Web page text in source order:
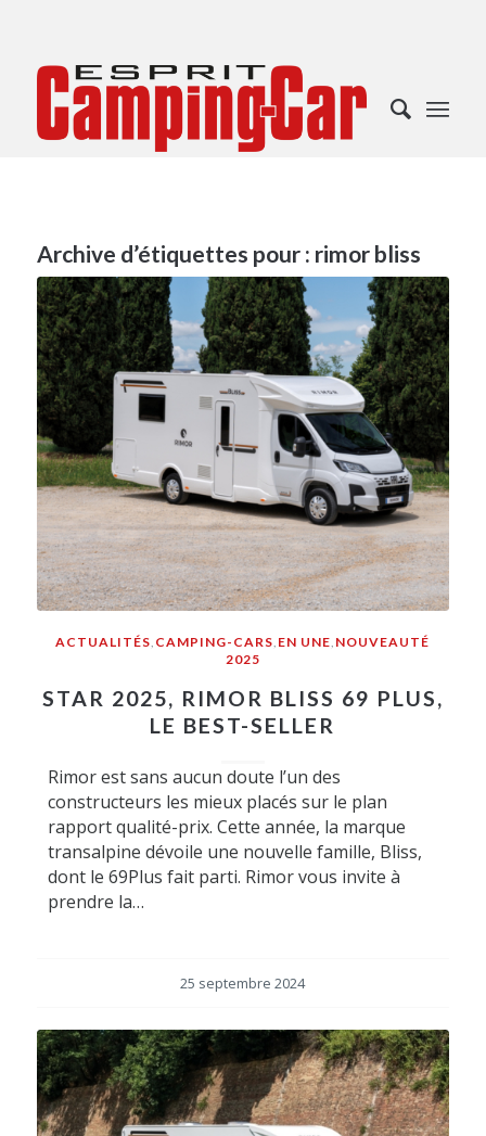
Archive d’étiquettes pour : rimor bliss
ACTUALITÉS CAMPING-CARS EN UNE NOUVEAUTÉ
2025
STAR 2025, RIMOR BLISS 69 PLUS,
LE BEST-SELLER
Rimor est sans aucun doute l’un des
constructeurs les mieux placés sur le plan
rapport qualité-prix. Cette année, la marque
transalpine dévoile une nouvelle famille, Bliss,
dont le 69Plus fait parti. Rimor vous invite à
prendre la…
25 septembre 2024